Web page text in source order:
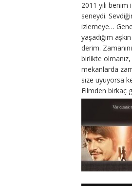
2011 yılı
seneydi.
izlemeye…
yaşadığım
derim.
birlikte
mekanlarda
size uyuyorsa
Filmden birkaç